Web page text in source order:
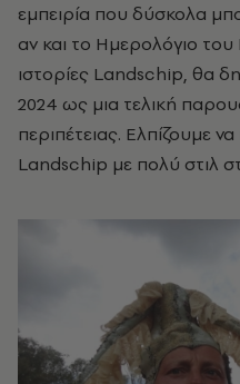
εμπειρία που δύσκολα
αν και το Ημερολόγιο του
ιστορίες Landschip, θα
2024 ως μια τελική
περιπέτειας. Ελπίζουμε
Landschip με πολύ στιλ